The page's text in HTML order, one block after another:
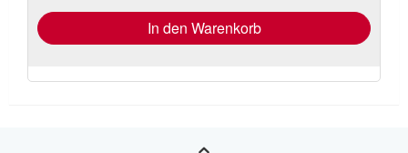
In den Warenkorb